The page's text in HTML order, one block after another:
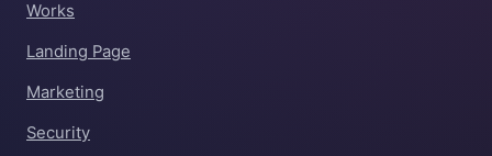
Works
Landing Page
Marketing
Security